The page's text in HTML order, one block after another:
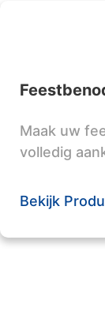
Maak uw
volledig
Bekijk